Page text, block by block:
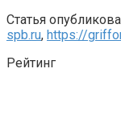
Статья
spb.ru, https://
Рейтинг